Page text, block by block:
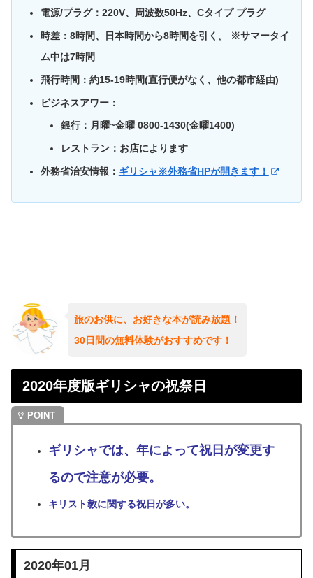
電源/プラグ： 220V、周波数50Hz、Cタイプ プラグ
時差： 8時間、日本時間から8時間を引く。 ※サマータイ
ム中は7時間
飛行時間： 約15-19時間(直行便がなく、他の都市経由)
ビジネスアワー：
銀行：月曜~金曜 0800-1430(金曜1400)
レストラン：お店によります
外務省治安情報： ギリシャ※外務省HPが開きます！
旅のお供に、お好きな本が読み放題！
30日間の無料体験がおすすめです！
2020年度版ギリシャの祝祭日
ギリシャでは、年によって祝日が変更す
るので注意が必要。
キリスト教に関する祝日が多い。
2020年01月